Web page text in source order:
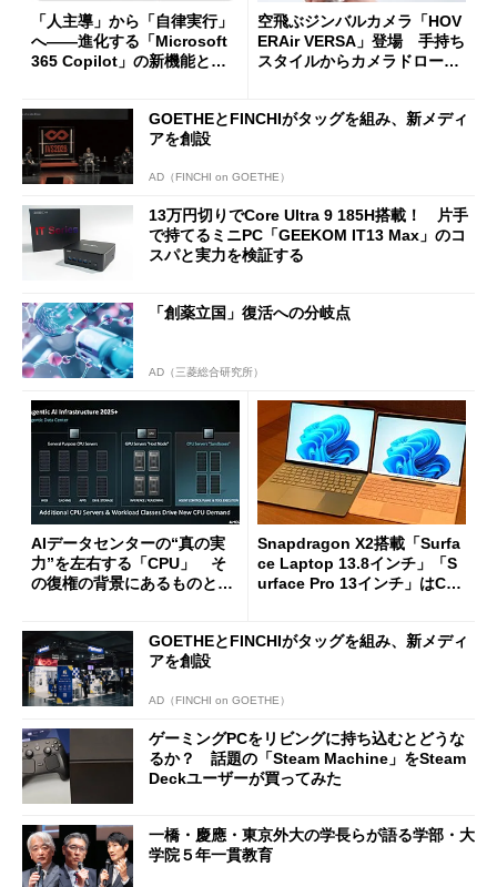
「人主導」から「自律実行」
へ――進化する「Microsoft
365 Copilot」の新機能とエ
空飛ぶジンバルカメラ「HOV
ERAir VERSA」登場 手持ち
スタイルからカメラドローン
GOETHEとFINCHIがタッグを組み、新メディ
アを創設
AD（FINCHI on GOETHE）
13万円切りでCore Ultra 9 185H搭載！ 片手
で持てるミニPC「GEEKOM IT13 Max」のコ
スパと実力を検証する
「創薬立国」復活への分岐点
AD（三菱総合研究所）
AIデータセンターの“真の実
力”を左右する「CPU」 そ
の復権の背景にあるものと
Snapdragon X2搭載「Surfa
ce Laptop 13.8インチ」「S
urface Pro 13インチ」はCop
た
GOETHEとFINCHIがタッグを組み、新メディ
アを創設
AD（FINCHI on GOETHE）
ゲーミングPCをリビングに持ち込むとどうな
るか？ 話題の「Steam Machine」をSteam
Deckユーザーが買ってみた
一橋・慶應・東京外大の学長らが語る学部・大
学院５年一貫教育